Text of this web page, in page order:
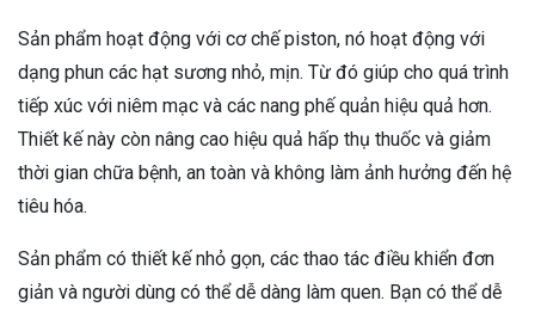
Sản phẩm hoạt động với cơ chế piston, nó hoạt động với
dạng phun các hạt sương nhỏ, mịn. Từ đó giúp cho quá trình
tiếp xúc với niêm mạc và các nang phế quản hiệu quả hơn.
Thiết kế này còn nâng cao hiệu quả hấp thụ thuốc và giảm
thời gian chữa bệnh, an toàn và không làm ảnh hưởng đến hệ
tiêu hóa.
Sản phẩm có thiết kế nhỏ gọn, các thao tác điều khiển đơn
giản và người dùng có thể dễ dàng làm quen. Bạn có thể dễ